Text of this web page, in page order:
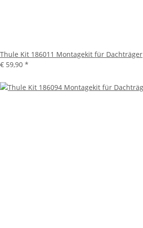
Thule Kit 186011 Montagekit für Dachträger
€ 59,90 *